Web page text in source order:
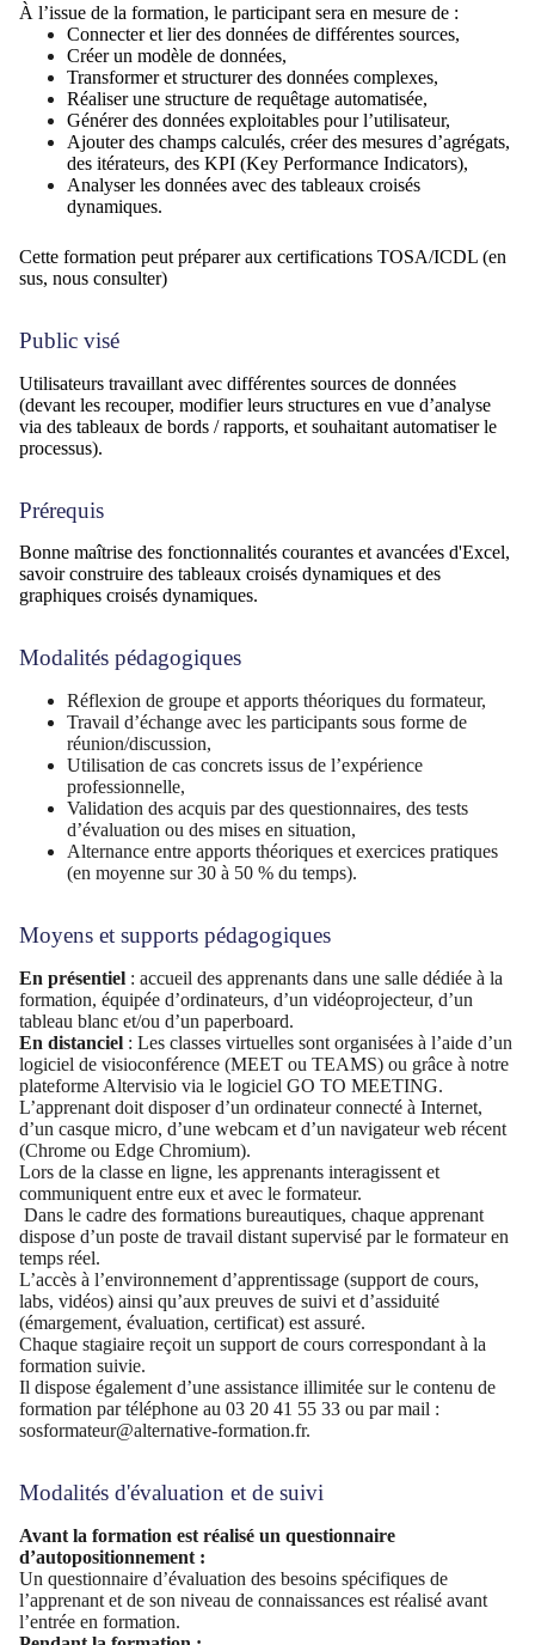
À l’issue de la formation, le participant sera en mesure de :
Connecter et lier des données de différentes sources,
Créer un modèle de données,
Transformer et structurer des données complexes,
Réaliser une structure de requêtage automatisée,
Générer des données exploitables pour l’utilisateur,
Ajouter des champs calculés, créer des mesures d’agrégats,
des itérateurs, des KPI (Key Performance Indicators),
Analyser les données avec des tableaux croisés
dynamiques.
Cette formation peut préparer aux certifications TOSA/ICDL (en
sus, nous consulter)
Public visé
Utilisateurs travaillant avec différentes sources de données
(devant les recouper, modifier leurs structures en vue d’analyse
via des tableaux de bords / rapports, et souhaitant automatiser le
processus).
Prérequis
Bonne maîtrise des fonctionnalités courantes et avancées d'Excel,
savoir construire des tableaux croisés dynamiques et des
graphiques croisés dynamiques.
Modalités pédagogiques
Réflexion de groupe et apports théoriques du formateur,
Travail d’échange avec les participants sous forme de
réunion/discussion,
Utilisation de cas concrets issus de l’expérience
professionnelle,
Validation des acquis par des questionnaires, des tests
d’évaluation ou des mises en situation,
Alternance entre apports théoriques et exercices pratiques
(en moyenne sur 30 à 50 % du temps).
Moyens et supports pédagogiques
En présentiel : accueil des apprenants dans une salle dédiée à la
formation, équipée d’ordinateurs, d’un vidéoprojecteur, d’un
tableau blanc et/ou d’un paperboard.
En distanciel : Les classes virtuelles sont organisées à l’aide d’un
logiciel de visioconférence (MEET ou TEAMS) ou grâce à notre
plateforme Altervisio via le logiciel GO TO MEETING.
L’apprenant doit disposer d’un ordinateur connecté à Internet,
d’un casque micro, d’une webcam et d’un navigateur web récent
(Chrome ou Edge Chromium).
Lors de la classe en ligne, les apprenants interagissent et
communiquent entre eux et avec le formateur.
Dans le cadre des formations bureautiques, chaque apprenant
dispose d’un poste de travail distant supervisé par le formateur en
temps réel.
L’accès à l’environnement d’apprentissage (support de cours,
labs, vidéos) ainsi qu’aux preuves de suivi et d’assiduité
(émargement, évaluation, certificat) est assuré.
Chaque stagiaire reçoit un support de cours correspondant à la
formation suivie.
Il dispose également d’une assistance illimitée sur le contenu de
formation par téléphone au 03 20 41 55 33 ou par mail :
sosformateur@alternative-formation.fr.
Modalités d'évaluation et de suivi
Avant la formation est réalisé un questionnaire
d’autopositionnement :
Un questionnaire d’évaluation des besoins spécifiques de
l’apprenant et de son niveau de connaissances est réalisé avant
l’entrée en formation.